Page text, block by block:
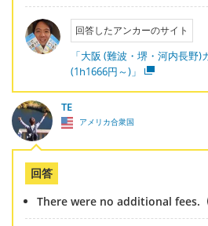
回答したアンカーのサイト
「大阪 (難波・堺・河内長野
(1h1666円～)」
TE
アメリカ合衆国
回答
There were no additional fees.